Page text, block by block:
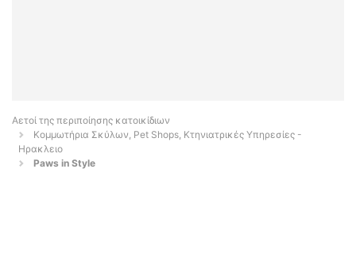
Αετοί της περιποίησης κατοικίδιων
Κομμωτήρια Σκύλων, Pet Shops, Κτηνιατρικές Υπηρεσίες -
Ηρακλειο
Paws in Style